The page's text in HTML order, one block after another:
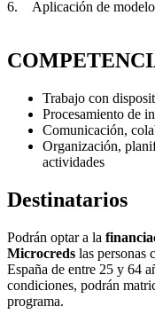
6. Aplicación de
Trabajo con
Procesamiento de
Comunicación,
Organización,
actividades
Destinatarios
Podrán optar a la
Microcreds las personas
España de entre 25 y 64
condiciones, podrán
programa.